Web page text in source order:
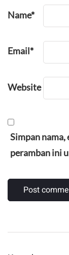
Name*
Email*
Website
Simpan nama,
peramban ini